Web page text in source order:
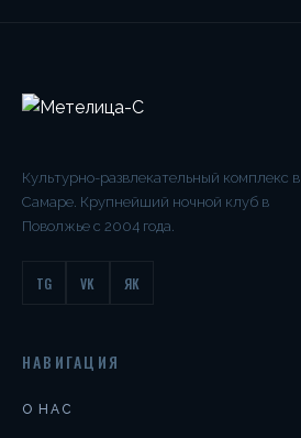
Культурно-развлекательный комплекс в
Самаре. Крупнейший ночной клуб в
Поволжье с 2004 года.
TG VK ЯК
НАВИГАЦИЯ
О НАС